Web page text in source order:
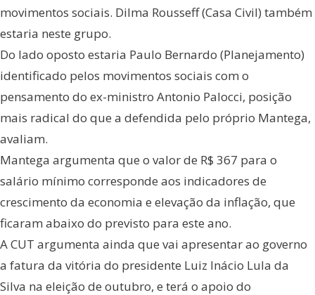
movimentos sociais. Dilma Rousseff (Casa Civil) também
estaria neste grupo.
Do lado oposto estaria Paulo Bernardo (Planejamento)
identificado pelos movimentos sociais com o
pensamento do ex-ministro Antonio Palocci, posição
mais radical do que a defendida pelo próprio Mantega,
avaliam.
Mantega argumenta que o valor de R$ 367 para o
salário mínimo corresponde aos indicadores de
crescimento da economia e elevação da inflação, que
ficaram abaixo do previsto para este ano.
A CUT argumenta ainda que vai apresentar ao governo
a fatura da vitória do presidente Luiz Inácio Lula da
Silva na eleição de outubro, e terá o apoio do